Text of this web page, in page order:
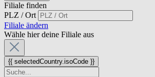
Filiale finden
PLZ / Ort
Filiale ändern
Wähle hier deine Filiale aus
{{ selectedCountry.isoCode }}